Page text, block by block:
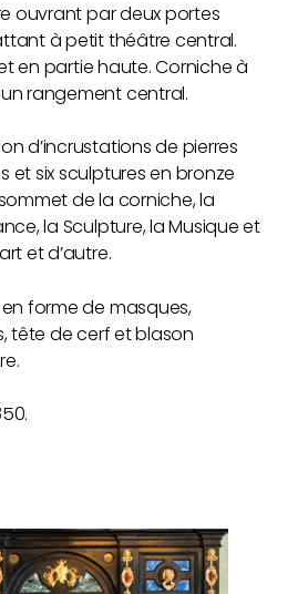
ouvrant par deux portes
à petit théâtre central.
en partie haute. Corniche à
rangement central.
d’incrustations de pierres
et six sculptures en bronze
de la corniche, la
la Sculpture, la Musique et
et d’autre.
forme de masques,
tête de cerf et blason